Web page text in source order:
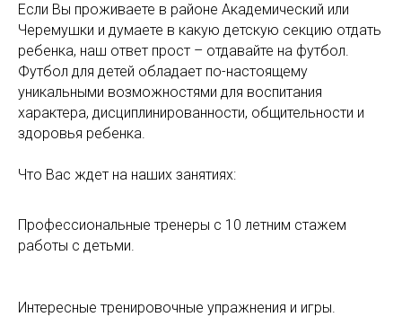
Если Вы проживаете в районе Академический или
Черемушки и думаете в какую детскую секцию отдать
ребенка, наш ответ прост – отдавайте на футбол.
Футбол для детей обладает по-настоящему
уникальными возможностями для воспитания
характера, дисциплинированности, общительности и
здоровья ребенка.
Что Вас ждет на наших занятиях:
Профессиональные тренеры с 10 летним стажем
работы с детьми.
Интересные тренировочные упражнения и игры.